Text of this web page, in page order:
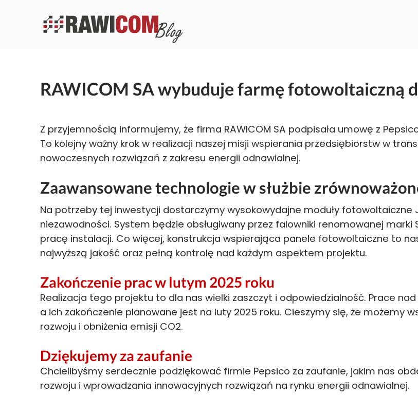
RAWICOM SA wybuduje farmę fotowoltaiczną
Z przyjemnością informujemy, że firma RAWICOM SA podpisała umowę z
To kolejny ważny krok w realizacji naszej misji wspierania przedsiębiorstw w
nowoczesnych rozwiązań z zakresu energii odnawialnej.
Zaawansowane technologie w służbie
Na potrzeby tej inwestycji dostarczymy wysokowydajne moduły fotowoltaiczne
niezawodności. System będzie obsługiwany przez falowniki renomowanej
pracę instalacji. Co więcej, konstrukcja wspierająca panele fotowoltaiczne to
najwyższą jakość oraz pełną kontrolę nad każdym aspektem projektu.
Zakończenie prac w lutym 2025 roku
Realizacja tego projektu to dla nas wielki zaszczyt i odpowiedzialność. Prace nad
a ich zakończenie planowane jest na luty 2025 roku. Cieszymy się, że możemy
rozwoju i obniżenia emisji CO2.
Dziękujemy za zaufanie
Chcielibyśmy serdecznie podziękować firmie Pepsico za zaufanie, jakim nas
rozwoju i wprowadzania innowacyjnych rozwiązań na rynku energii odnawialnej.